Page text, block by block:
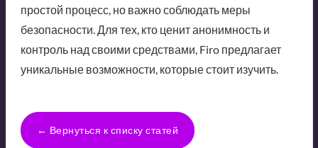
простой процесс, но важно соблюдать меры
безопасности. Для тех, кто ценит анонимность и
контроль над своими средствами, Firo предлагает
уникальные возможности, которые стоит изучить.
← Вернуться к списку статей